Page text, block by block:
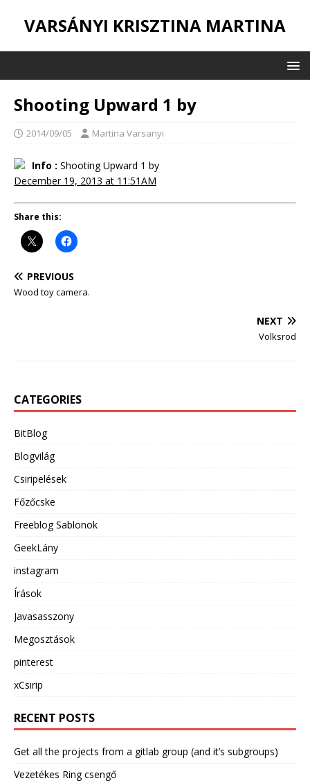
VARSÁNYI KRISZTINA MARTINA
Shooting Upward 1 by
2014/09/05 Martina Varsanyi
Info : Shooting Upward 1 by
December 19, 2013 at 11:51AM
Share this:
PREVIOUS
Wood toy camera.
NEXT
Volksrod
CATEGORIES
BitBlog
Blogvilág
Csiripelések
Főzőcske
Freeblog Sablonok
GeekLány
instagram
Írások
Javasasszony
Megosztások
pinterest
xCsirip
RECENT POSTS
Get all the projects from a gitlab group (and it’s subgroups)
Vezetékes Ring csengő